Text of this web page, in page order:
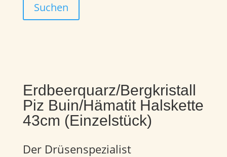
Suchen
Erdbeerquarz/Bergkristall
Piz Buin/Hämatit Halskette
43cm (Einzelstück)
Der Drüsenspezialist